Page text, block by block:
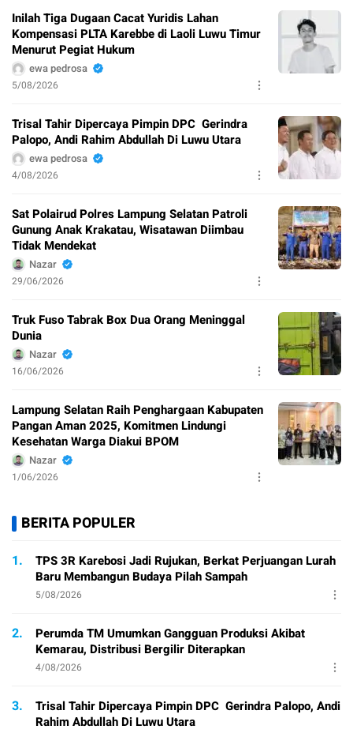
Inilah Tiga Dugaan Cacat Yuridis Lahan
Kompensasi PLTA Karebbe di Laoli Luwu Timur
Menurut Pegiat Hukum
ewa pedrosa
5/08/2026
Trisal Tahir Dipercaya Pimpin DPC Gerindra
Palopo, Andi Rahim Abdullah Di Luwu Utara
ewa pedrosa
4/08/2026
Sat Polairud Polres Lampung Selatan Patroli
Gunung Anak Krakatau, Wisatawan Diimbau
Tidak Mendekat
Nazar
29/06/2026
Truk Fuso Tabrak Box Dua Orang Meninggal
Dunia
Nazar
16/06/2026
Lampung Selatan Raih Penghargaan Kabupaten
Pangan Aman 2025, Komitmen Lindungi
Kesehatan Warga Diakui BPOM
Nazar
1/06/2026
BERITA POPULER
1.
TPS 3R Karebosi Jadi Rujukan, Berkat Perjuangan Lurah
Baru Membangun Budaya Pilah Sampah
5/08/2026
2.
Perumda TM Umumkan Gangguan Produksi Akibat
Kemarau, Distribusi Bergilir Diterapkan
4/08/2026
3.
Trisal Tahir Dipercaya Pimpin DPC Gerindra Palopo, Andi
Rahim Abdullah Di Luwu Utara